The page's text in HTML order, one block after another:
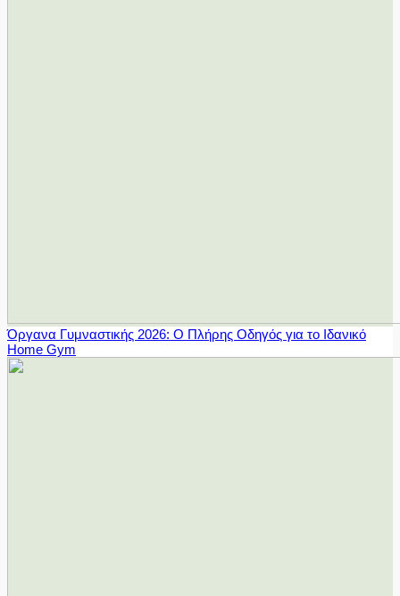
Όργανα Γυμναστικής 2026: Ο Πλήρης Οδηγός για το Ιδανικό
Home Gym